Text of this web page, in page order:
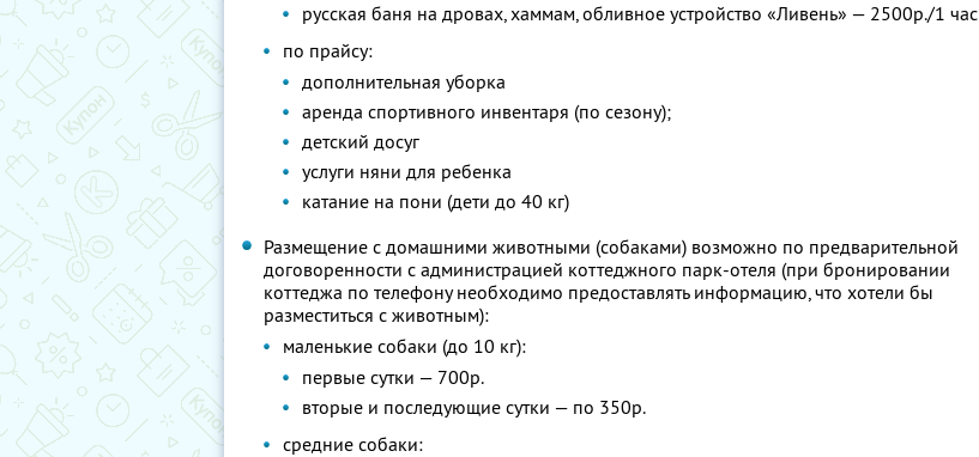
русская баня на дровах, хаммам, обливное устройство «Ливень» — 2500р./1 час
по прайсу:
дополнительная уборка
аренда спортивного инвентаря (по сезону);
детский досуг
услуги няни для ребенка
катание на пони (дети до 40 кг)
Размещение с домашними животными (собаками) возможно по предварительной
договоренности с администрацией коттеджного парк-отеля (при бронировании
коттеджа по телефону необходимо предоставлять информацию, что хотели бы
разместиться с животным):
маленькие собаки (до 10 кг):
первые сутки — 700р.
вторые и последующие сутки — по 350р.
средние собаки: